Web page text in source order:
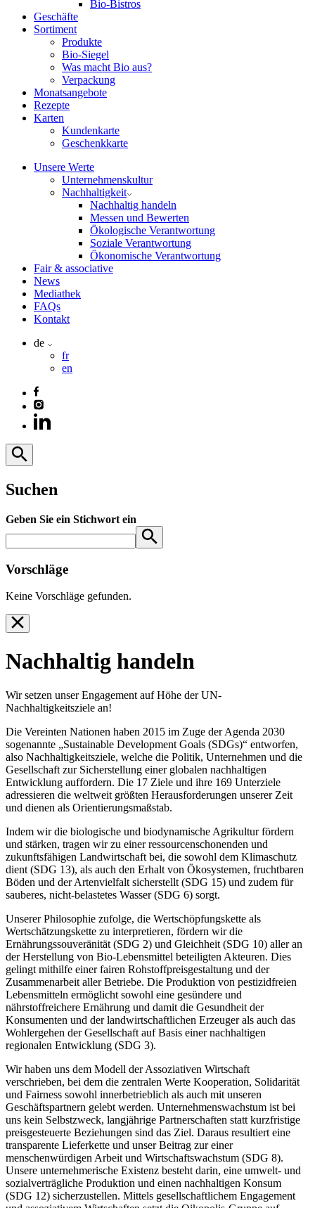
Bio-Bistros
Geschäfte
Sortiment
Produkte
Bio-Siegel
Was macht Bio aus?
Verpackung
Monatsangebote
Rezepte
Karten
Kundenkarte
Geschenkkarte
Unsere Werte
Unternehmenskultur
Nachhaltigkeit
Nachhaltig handeln
Messen und Bewerten
Ökologische Verantwortung
Soziale Verantwortung
Ökonomische Verantwortung
Fair & associative
News
Mediathek
FAQs
Kontakt
de
fr
en
Suchen
Geben Sie ein Stichwort ein
Vorschläge
Keine Vorschläge gefunden.
Nachhaltig handeln
Wir setzen unser Engagement auf Höhe der UN-
Nachhaltigkeitsziele an!
Die Vereinten Nationen haben 2015 im Zuge der Agenda 2030
sogenannte „Sustainable Development Goals (SDGs)“ entworfen,
also Nachhaltigkeitsziele, welche die Politik, Unternehmen und die
Gesellschaft zur Sicherstellung einer globalen nachhaltigen
Entwicklung auffordern. Die 17 Ziele und ihre 169 Unterziele
adressieren die weltweit größten Herausforderungen unserer Zeit
und dienen als Orientierungsmaßstab.
Indem wir die biologische und biodynamische Agrikultur fördern
und stärken, tragen wir zu einer ressourcenschonenden und
zukunftsfähigen Landwirtschaft bei, die sowohl dem Klimaschutz
dient (SDG 13), als auch den Erhalt von Ökosystemen, fruchtbaren
Böden und der Artenvielfalt sicherstellt (SDG 15) und zudem für
sauberes, nicht-belastetes Wasser (SDG 6) sorgt.
Unserer Philosophie zufolge, die Wertschöpfungskette als
Wertschätzungskette zu interpretieren, fördern wir die
Ernährungssouveränität (SDG 2) und Gleichheit (SDG 10) aller an
der Herstellung von Bio-Lebensmittel beteiligten Akteuren. Dies
gelingt mithilfe einer fairen Rohstoffpreisgestaltung und der
Zusammenarbeit aller Betriebe. Die Produktion von pestizidfreien
Lebensmitteln ermöglicht sowohl eine gesündere und
nährstoffreichere Ernährung und damit die Gesundheit der
Konsumenten und der landwirtschaftlichen Erzeuger als auch das
Wohlergehen der Gesellschaft auf Basis einer nachhaltigen
regionalen Entwicklung (SDG 3).
Wir haben uns dem Modell der Assoziativen Wirtschaft
verschrieben, bei dem die zentralen Werte Kooperation, Solidarität
und Fairness sowohl innerbetrieblich als auch mit unseren
Geschäftspartnern gelebt werden. Unternehmenswachstum ist bei
uns kein Selbstzweck, langjährige Partnerschaften statt kurzfristige
preisgesteuerte Beziehungen sind das Ziel. Daraus resultiert eine
transparente Lieferkette und unser Beitrag zur einer
menschenwürdigen Arbeit und Wirtschaftswachstum (SDG 8).
Unsere unternehmerische Existenz besteht darin, eine umwelt- und
sozialverträgliche Produktion und einen nachhaltigen Konsum
(SDG 12) sicherzustellen. Mittels gesellschaftlichem Engagement